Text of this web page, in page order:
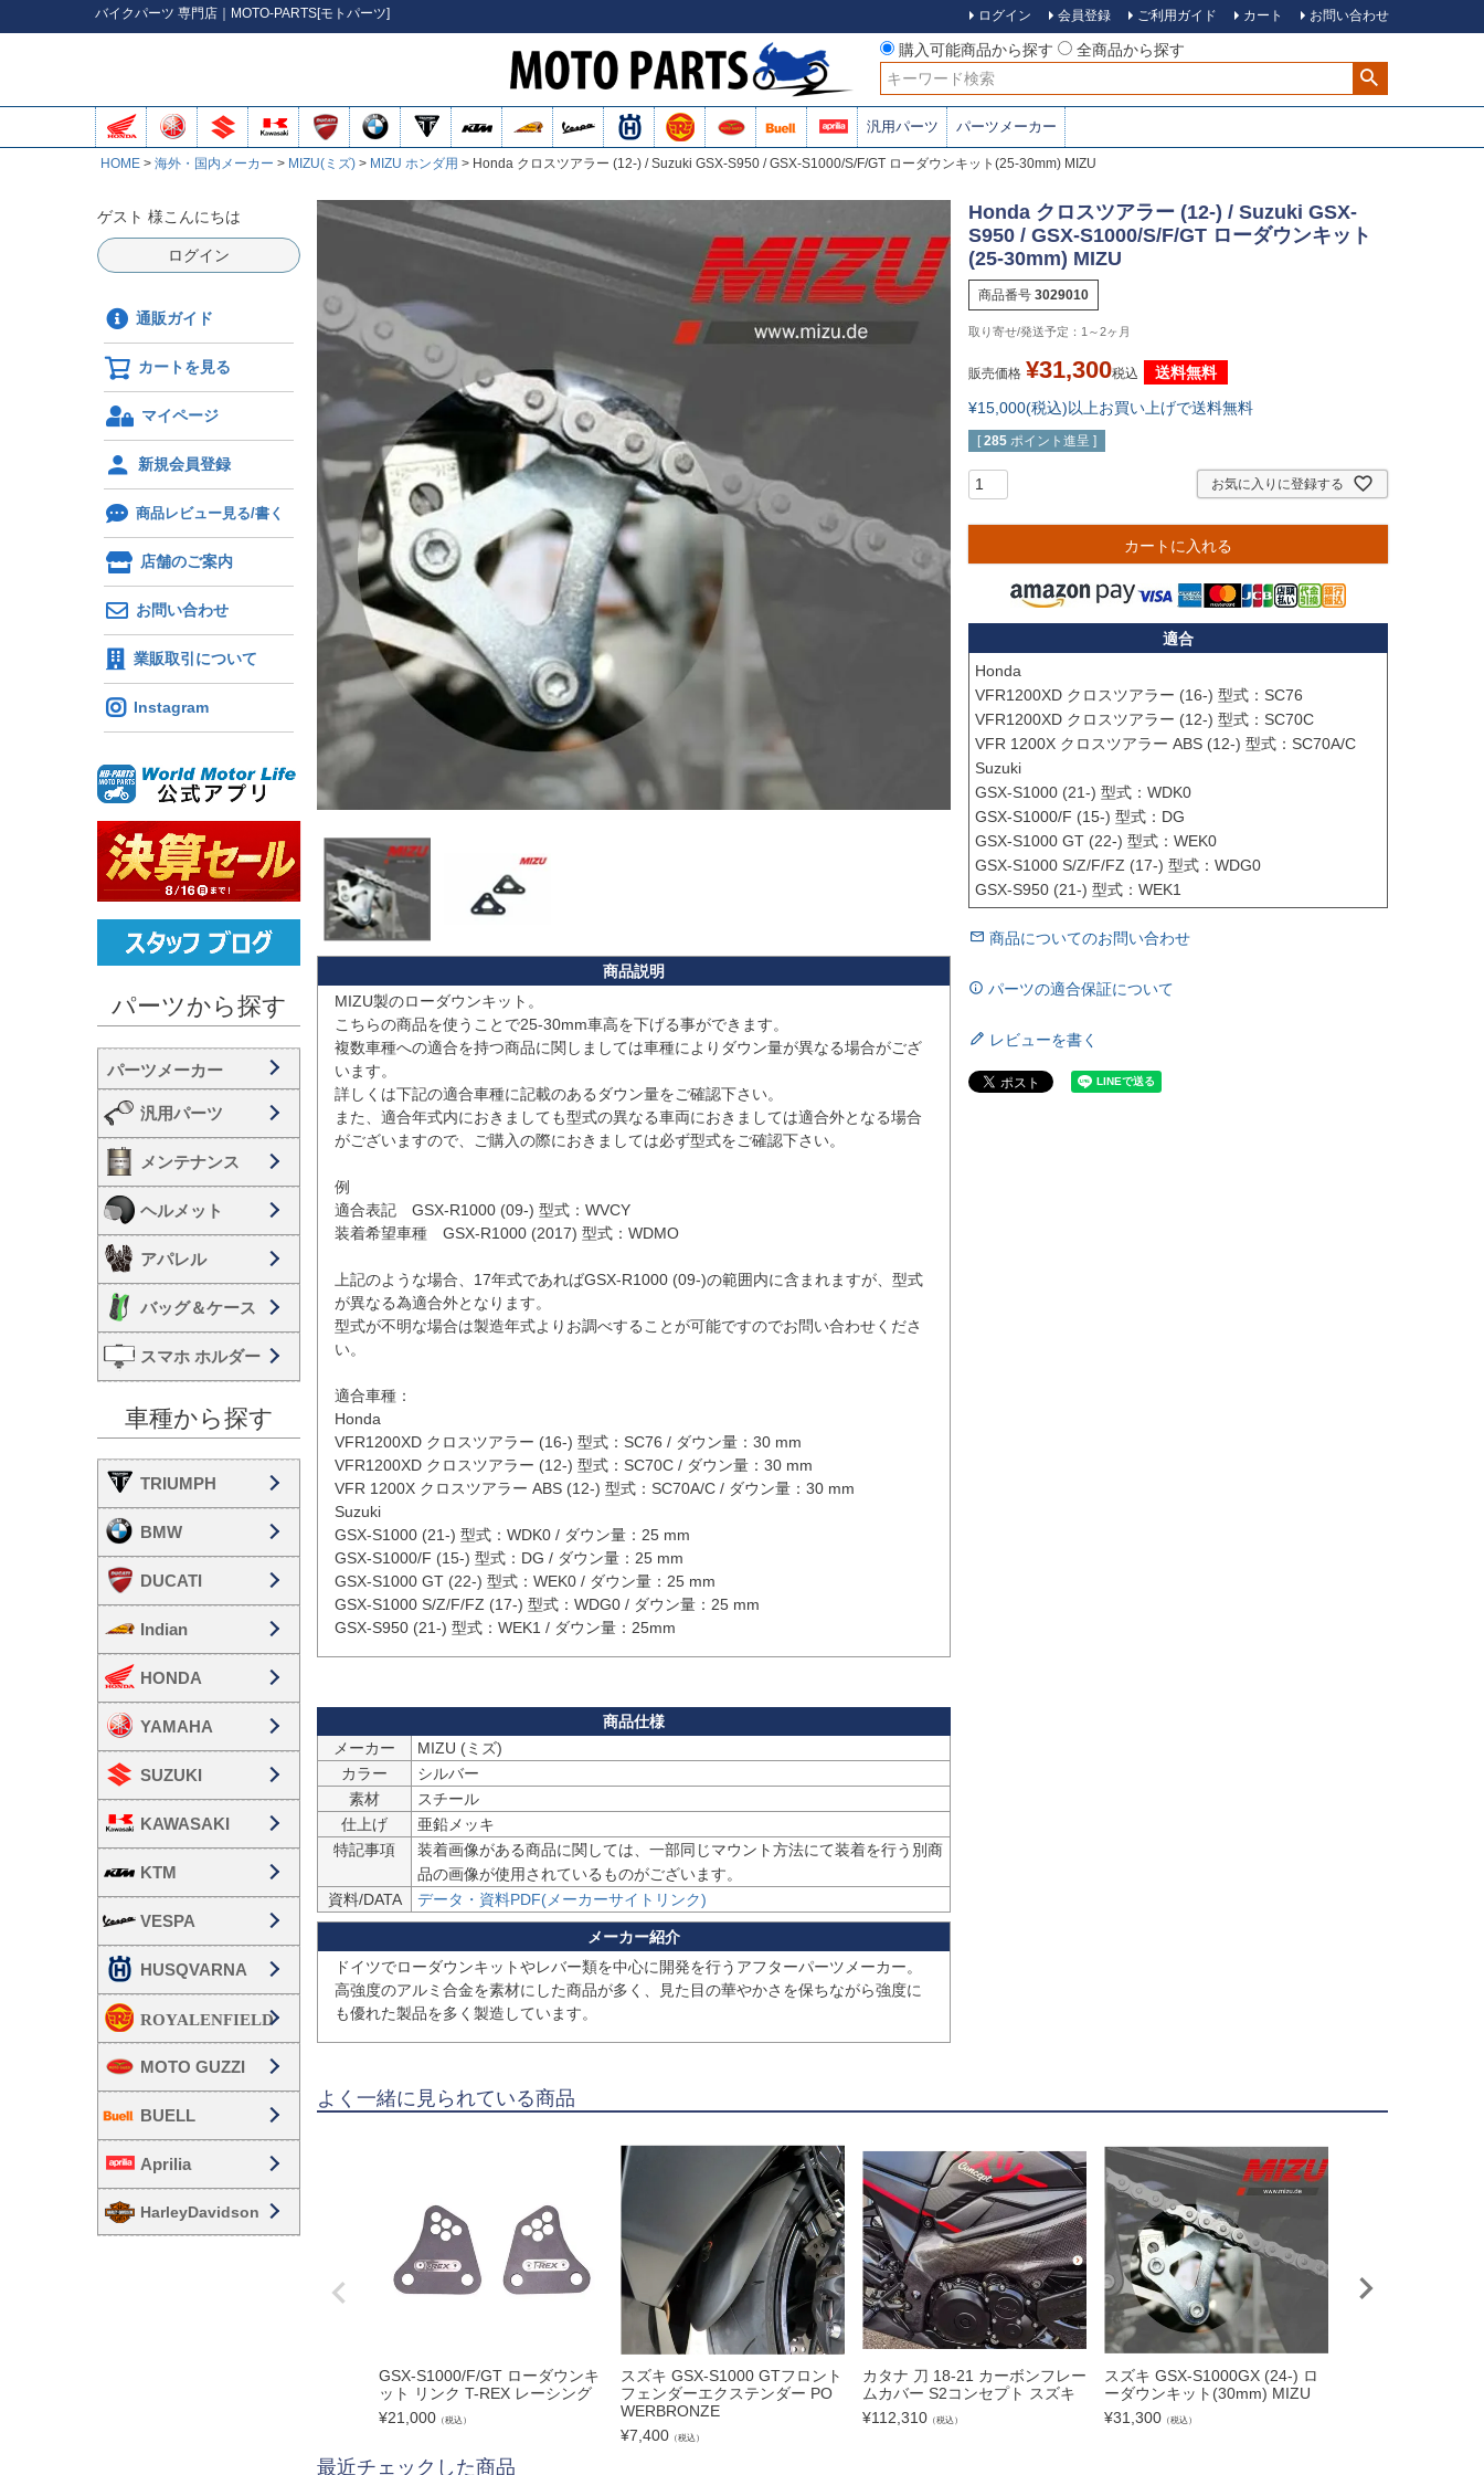
バイクパーツ 専門店｜MOTO-PARTS[モトパーツ] ログイン 会員登録 ご利用ガイド カート お問い合わせ
購入可能商品から探す
全商品から探す
検索
汎用パーツ パーツメーカー
HOME 海外・国内メーカー MIZU(ミズ) MIZU ホンダ用 Honda クロスツアラー (12-) / Suzuki GSX-S950 / GSX-S1000/S/F/GT ローダウンキット(25-30mm) MIZU
ゲスト 様こんにちは
ログイン
通販ガイド
カートを見る
マイページ
新規会員登録
商品レビュー見る/書く
店舗のご案内
お問い合わせ
業販取引について
Instagram
パーツから探す
汎用パーツ
メンテナンス
ヘルメット
アパレル
バッグ＆ケース
スマホ ホルダー
車種から探す
TRIUMPH
BMW
DUCATI
Indian
HONDA
YAMAHA
SUZUKI
KAWASAKI
KTM
VESPA
HUSQVARNA
MOTO GUZZI
BUELL
Aprilia
HarleyDavidson
MIZU製のローダウンキット。
こちらの商品を使うことで25-30mm車高を下げる事ができます。
複数車種への適合を持つ商品に関しましては車種によりダウン量が異なる場合がござ
います。
詳しくは下記の適合車種に記載のあるダウン量をご確認下さい。
また、適合年式内におきましても型式の異なる車両におきましては適合外となる場合
がございますので、ご購入の際におきましては必ず型式をご確認下さい。
例
適合表記　GSX-R1000 (09-) 型式：WVCY
装着希望車種　GSX-R1000 (2017) 型式：WDMO
上記のような場合、17年式であればGSX-R1000 (09-)の範囲内に含まれますが、型式
が異なる為適合外となります。
型式が不明な場合は製造年式よりお調べすることが可能ですのでお問い合わせくださ
い。
適合車種：
Honda
VFR1200XD クロスツアラー (16-) 型式：SC76 / ダウン量：30 mm
VFR1200XD クロスツアラー (12-) 型式：SC70C / ダウン量：30 mm
VFR 1200X クロスツアラー ABS (12-) 型式：SC70A/C / ダウン量：30 mm
Suzuki
GSX-S1000 (21-) 型式：WDK0 / ダウン量：25 mm
GSX-S1000/F (15-) 型式：DG / ダウン量：25 mm
GSX-S1000 GT (22-) 型式：WEK0 / ダウン量：25 mm
GSX-S1000 S/Z/F/FZ (17-) 型式：WDG0 / ダウン量：25 mm
GSX-S950 (21-) 型式：WEK1 / ダウン量：25mm
メーカー
MIZU (ミズ)
カラー
シルバー
素材
スチール
仕上げ
亜鉛メッキ
特記事項
装着画像がある商品に関しては、一部同じマウント方法にて装着を行う別商
品の画像が使用されているものがございます。
資料/DATA
データ・資料PDF(メーカーサイトリンク)
ドイツでローダウンキットやレバー類を中心に開発を行うアフターパーツメーカー。
高強度のアルミ合金を素材にした商品が多く、見た目の華やかさを保ちながら強度に
も優れた製品を多く製造しています。
Honda クロスツアラー (12-) / Suzuki GSX-
S950 / GSX-S1000/S/F/GT ローダウンキット
(25-30mm) MIZU
商品番号 3029010
1～2ヶ月
販売価格 ¥31,300税込
送料無料
¥15,000(税込)以上お買い上げで送料無料
[ 285 ポイント進呈 ]
お気に入りに登録する
カートに入れる
適合
Honda
VFR1200XD クロスツアラー (16-) 型式：SC76
VFR1200XD クロスツアラー (12-) 型式：SC70C
VFR 1200X クロスツアラー ABS (12-) 型式：SC70A/C
Suzuki
GSX-S1000 (21-) 型式：WDK0
GSX-S1000/F (15-) 型式：DG
GSX-S1000 GT (22-) 型式：WEK0
GSX-S1000 S/Z/F/FZ (17-) 型式：WDG0
GSX-S950 (21-) 型式：WEK1
商品についてのお問い合わせ
パーツの適合保証について
レビューを書く
よく一緒に見られている商品
GSX-S1000/F/GT ローダウンキ
ット リンク T-REX レーシング
¥21,000 （税込）
スズキ GSX-S1000 GTフロント
フェンダーエクステンダー PO
WERBRONZE
¥7,400 （税込）
カタナ 刀 18-21 カーボンフレー
ムカバー S2コンセプト スズキ
¥112,310 （税込）
スズキ GSX-S1000GX (24-) ロ
ーダウンキット(30mm) MIZU
¥31,300 （税込）
最近チェックした商品